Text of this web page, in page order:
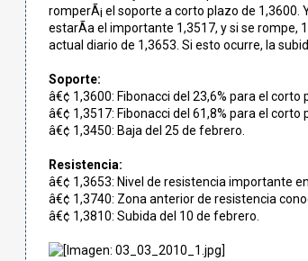
romperÃ¡ el soporte a corto plazo de
estarÃ­a el importante 1,3517, y si se rompe,
actual diario de 1,3653. Si esto ocurre, la
Soporte:
â€¢ 1,3600: Fibonacci del 23,6% para el
â€¢ 1,3517: Fibonacci del 61,8% para el corto
â€¢ 1,3450: Baja del 25 de febrero.
Resistencia:
â€¢ 1,3653: Nivel de resistencia importante
â€¢ 1,3740: Zona anterior de resistencia
â€¢ 1,3810: Subida del 10 de febrero.